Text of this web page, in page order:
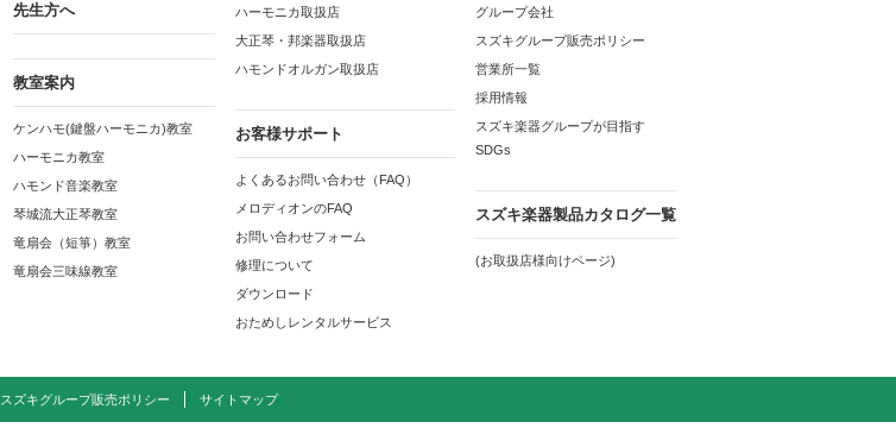
先生方へ
教室案内
ケンハモ(鍵盤ハーモニカ)教室
ハーモニカ教室
ハモンド音楽教室
琴城流大正琴教室
竜扇会（短箏）教室
竜扇会三味線教室
ハーモニカ取扱店
大正琴・邦楽器取扱店
ハモンドオルガン取扱店
お客様サポート
よくあるお問い合わせ（FAQ）
メロディオンのFAQ
お問い合わせフォーム
修理について
ダウンロード
おためしレンタルサービス
グループ会社
スズキグループ販売ポリシー
営業所一覧
採用情報
スズキ楽器グループが目指す
SDGs
スズキ楽器製品カタログ一覧
(お取扱店様向けページ)
スズキグループ販売ポリシー サイトマップ